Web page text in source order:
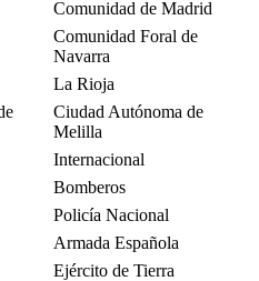
Comunidad de Madrid
Comunidad Foral de
Navarra
La Rioja
Ciudad Autónoma de
Melilla
Internacional
Bomberos
Policía Nacional
Armada Española
Ejército de Tierra